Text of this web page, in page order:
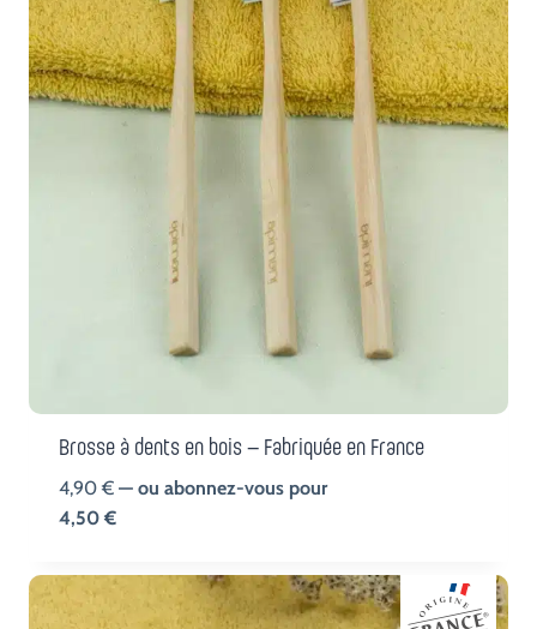
Brosse à dents en bois – Fabriquée en France
4,90€ —ou abonnez-vous pour
4,50 €